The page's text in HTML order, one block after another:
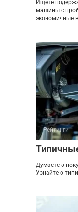
Ищете
машины с
экономичные
Рейтинги
Думаете о
Узнайте о